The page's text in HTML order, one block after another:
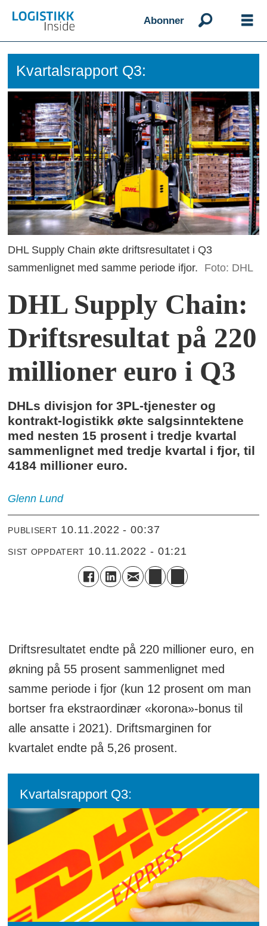
Abonner
Kvartalsrapport Q3:
DHL Supply Chain økte driftsresultatet i Q3
sammenlignet med samme periode ifjor.
Foto: DHL
DHL Supply Chain:
Driftsresultat på 220
millioner euro i Q3
DHLs divisjon for 3PL-tjenester og
kontrakt-logistikk økte salgsinntektene
med nesten 15 prosent i tredje kvartal
sammenlignet med tredje kvartal i fjor, til
4184 millioner euro.
Glenn Lund
PUBLISERT 10.11.2022 - 00:37
SIST OPPDATERT 10.11.2022 - 01:21
Driftsresultatet endte på 220 millioner euro, en
økning på 55 prosent sammenlignet med
samme periode i fjor (kun 12 prosent om man
bortser fra ekstraordinær «korona»-bonus til
alle ansatte i 2021). Driftsmarginen for
kvartalet endte på 5,26 prosent.
Kvartalsrapport Q3: